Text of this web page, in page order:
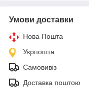
Умови доставки
Нова Пошта
Укрпошта
Самовивіз
Доставка поштою